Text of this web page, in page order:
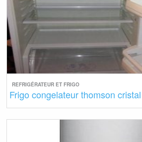
REFRIGÉRATEUR ET FRIGO
Frigo congelateur thomson cristal